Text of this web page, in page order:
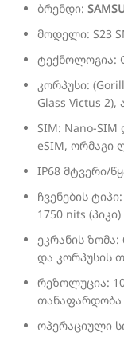
ბრენდი:
მოდელი: S23
ტექნოლოგია:
კორპუსი:
Glass Victus
SIM: Nano-SIM
eSIM, ორმაგი
IP68 მტვერი/
ჩვენების
1750 nits (პიკი)
ეკრანის ზომა:
და კორპუსის
რეზოლუცია:
თანაფარდობა
ოპერაციული